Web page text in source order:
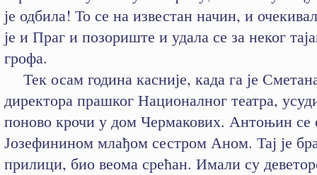
је одбила! То се на известан начин, и
је и Праг и позориште и удала се за неког
грофа.
Тек осам година касније, када га је
директора прашког Националног театра,
поново крочи у дом Чермакових. Антоњин се
Јозефинином млађом сестром Аном. Тај је
прилици, био веома срећан. Имали су